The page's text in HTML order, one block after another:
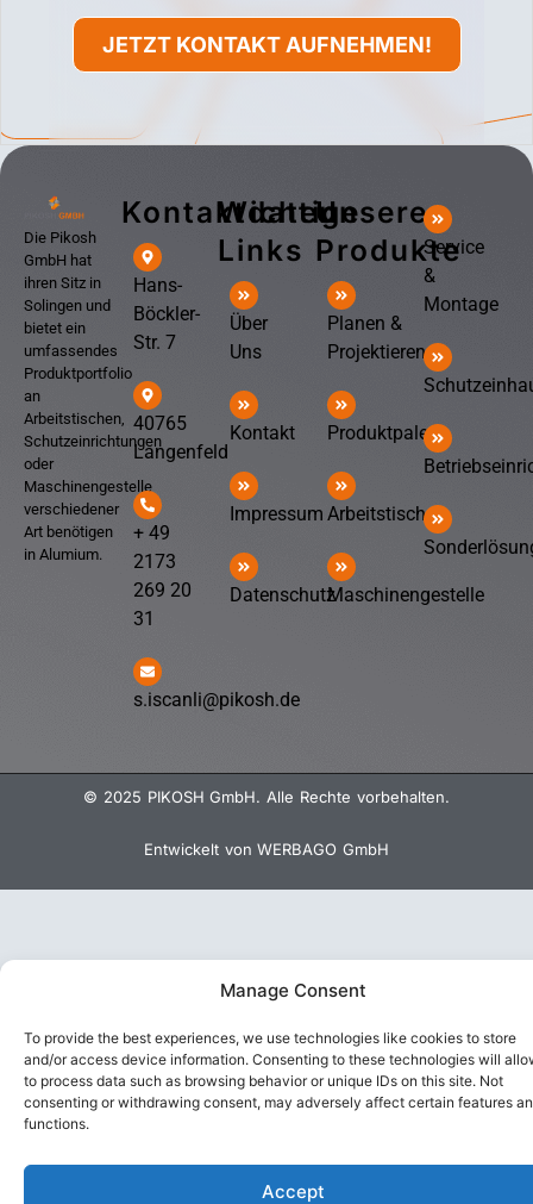
Manage Consent
To provide the best experiences, we use technologies like cookies to store
and/or access device information. Consenting to these technologies will
to process data such as browsing behavior or unique IDs on this site. Not
consenting or withdrawing consent, may adversely affect certain features
functions.
Accept
JETZT KONTAKT AUFNEHMEN!
Die Pikosh
GmbH hat
ihren Sitz in
Solingen und
bietet ein
umfassendes
Produktportfolio
an
Arbeitstischen,
Schutzeinrichtungen
oder
Maschinengestelle
verschiedener
Art benötigen
in Alumium.
Kontaktdaten
Hans-
Böckler-
Str. 7
40765
Langenfeld
+ 49
2173
269 20
31
s.iscanli@pikosh.de
Wichtige
Links
Über
Uns
Kontakt
Impressum
Datenschutz
Unsere
Produkte
Planen &
Projektieren
Produktpalette
Arbeitstische
Maschinengestelle
Service
&
Montage
© 2025 PIKOSH GmbH. Alle Rechte vorbehalten.
Entwickelt von WERBAGO GmbH